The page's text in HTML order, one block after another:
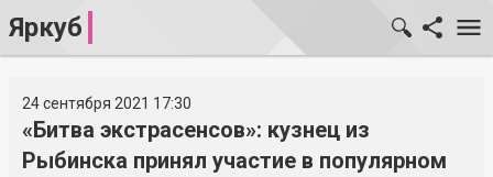
Яркуб
24 сентября 2021 17:30
«Битва экстрасенсов»: кузнец из
Рыбинска принял участие в популярном